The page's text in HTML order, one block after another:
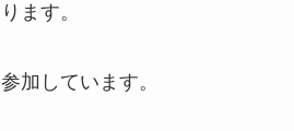
ます。
加しています。